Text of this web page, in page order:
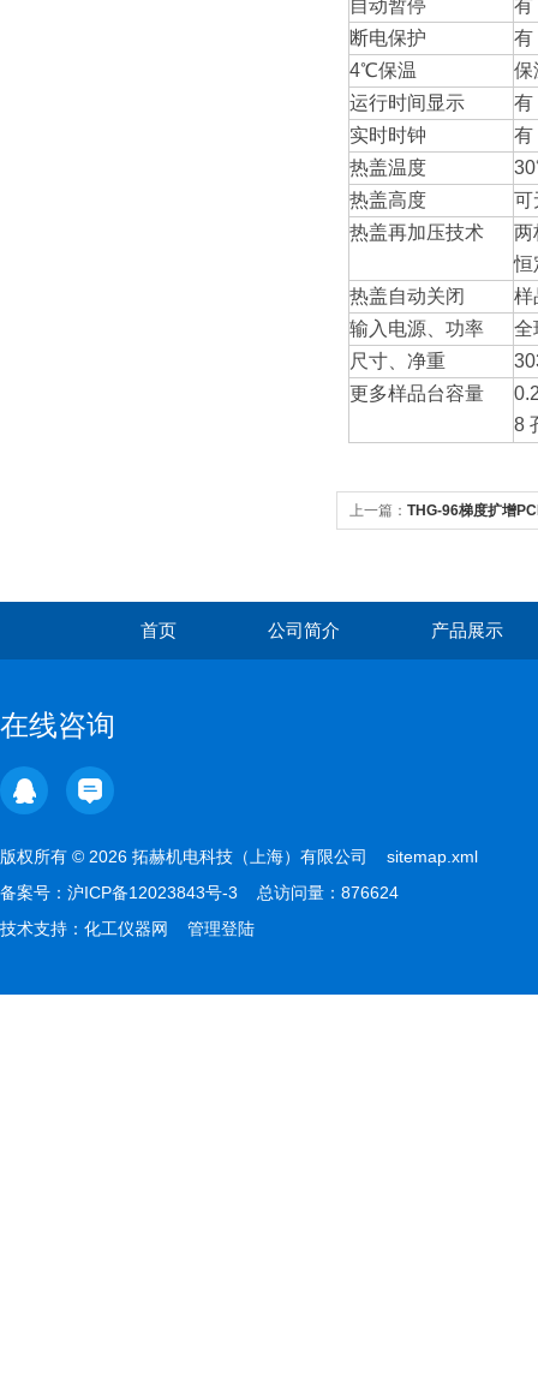
自动暂停
有
断电保护
有
4℃保温
保
运行时间显示
有
实时时钟
有
热盖温度
热盖高度
可
热盖再加压技术
两
恒
热盖自动关闭
样
输入电源、功率
全
尺寸、净重
更多样品台容量
8
上一篇： THG-96梯度扩增
首页 公司简介 产品展示
在线咨询
版权所有 © 2026 拓赫机电科技（上海）有限公司 sitemap.xml
备案号： 沪ICP备12023843号-3 总访问量：876624
技术支持： 化工仪器网 管理登陆